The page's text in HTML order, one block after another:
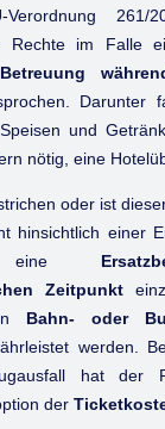
261/
Rechte im Falle
Darunter
und
nötig, eine
oder ist
hinsichtlich einer
eine
Zeitpunkt
Bahn- oder
werden.
hat der
der